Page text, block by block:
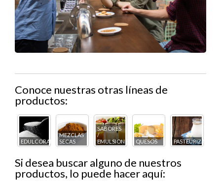
Conoce nuestras otras líneas de
productos:
EDULCORANTES
MEZCLAS
SECAS
SABORES
/
EMULSIONES
QUESOS PASTEURIZADOS
Si desea buscar alguno de nuestros
productos, lo puede hacer aquí: